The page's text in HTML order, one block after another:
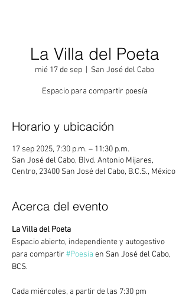
La Villa del Poeta
mié 17 de sep San José del Cabo
Espacio para compartir poesía
Horario y ubicación
17 sep 2025, 7:30 p.m. – 11:30 p.m.
San José del Cabo, Blvd. Antonio Mijares,
Centro, 23400 San José del Cabo, B.C.S., México
Acerca del evento
La Villa del Poeta
Espacio abierto, independiente y autogestivo
para compartir #Poesía en San José del Cabo,
BCS.
Cada miércoles, a partir de las 7:30 pm